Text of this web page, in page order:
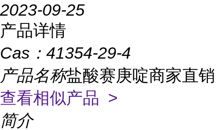
2023-09-25
产品详情
Cas： 41354-29-4
产品名称盐酸赛庚啶商家直销
查看相似产品 >
简介